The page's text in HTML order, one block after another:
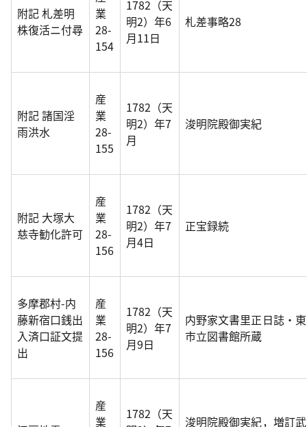
附記 札差明
株復活ニ付尋
業
28-
154
1782（天
明2）年6
月11日
札差事略28
附記 諸国淫
雨洪水
産
業
28-
155
1782（天
明2）年7
月
浚明院殿御実紀
附記 大塚大
慈寺勧化許可
産
業
28-
156
1782（天
明2）年7
月4日
正宝録続
多摩郡村-内
藤新宿口銭出
入済口証文提
出
産
業
28-
156
1782（天
明2）年7
月9日
内野家文書里正日誌・
市立図書館所蔵
産
業
1782（天
浚明院殿御実紀，増訂